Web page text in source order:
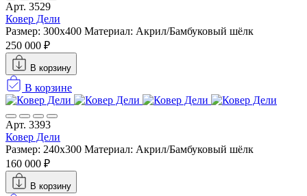
Арт. 3529
Ковер Дели
Размер: 300х400 Материал: Акрил/Бамбуковый шёлк
250 000 ₽
В корзину
В корзине
Арт. 3393
Ковер Дели
Размер: 240х300 Материал: Акрил/Бамбуковый шёлк
160 000 ₽
В корзину